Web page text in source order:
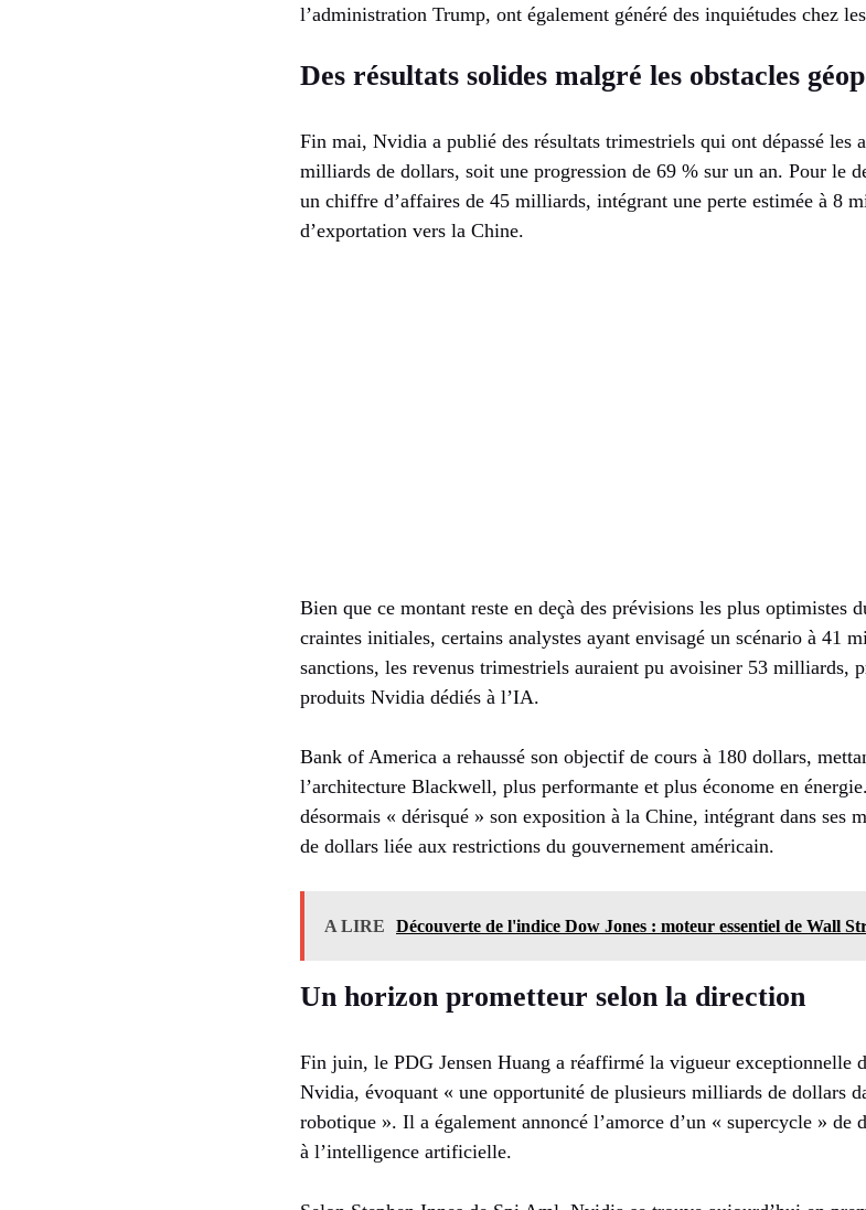
l’administration Trump, ont également généré des inquiétudes chez
Des résultats solides malgré les obstacles
Fin mai, Nvidia a publié des résultats trimestriels qui ont dépassé les
milliards de dollars, soit une progression de 69 % sur un an. Pour le
un chiffre d’affaires de 45 milliards, intégrant une perte estimée à 8
d’exportation vers la Chine.
Bien que ce montant reste en deçà des prévisions les plus optimistes
craintes initiales, certains analystes ayant envisagé un scénario à 41
sanctions, les revenus trimestriels auraient pu avoisiner 53 milliards,
produits Nvidia dédiés à l’IA.
Bank of America a rehaussé son objectif de cours à 180 dollars,
l’architecture Blackwell, plus performante et plus économe en
désormais « dérisqué » son exposition à la Chine, intégrant dans ses
de dollars liée aux restrictions du gouvernement américain.
A LIRE Découverte de l'indice Dow Jones : moteur essentiel de Wall
Un horizon prometteur selon la direction
Fin juin, le PDG Jensen Huang a réaffirmé la vigueur exceptionnelle
Nvidia, évoquant « une opportunité de plusieurs milliards de dollars
robotique ». Il a également annoncé l’amorce d’un « supercycle » de
à l’intelligence artificielle.